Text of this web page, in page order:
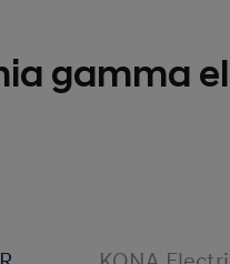
gamma